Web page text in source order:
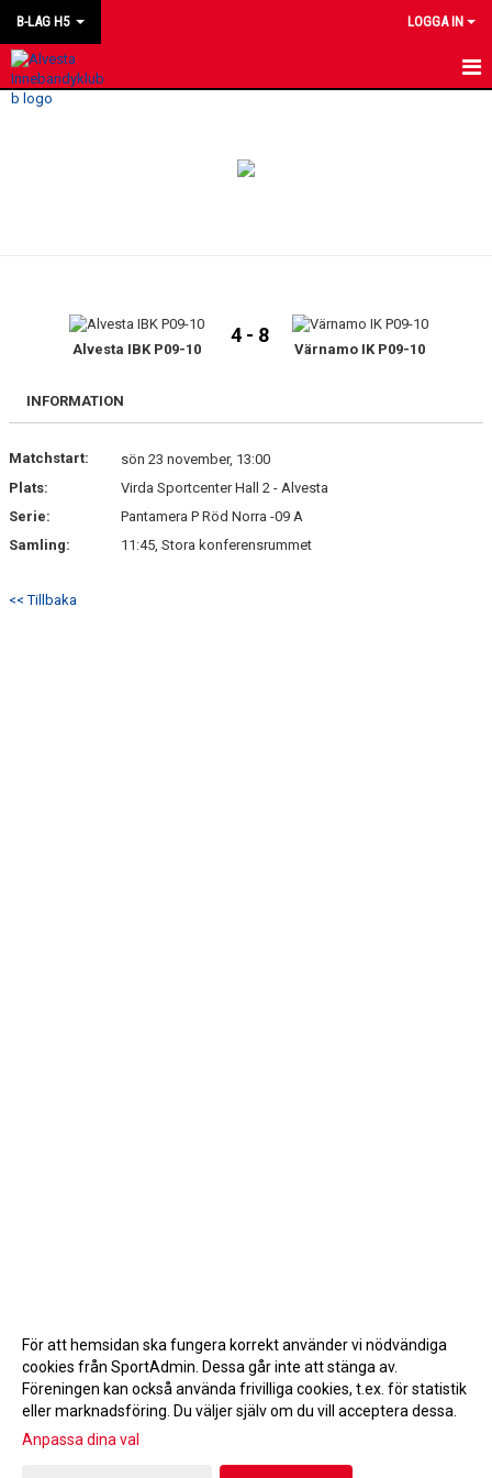
B-LAG H5 LOGGA IN
HEM
BILDGALLERI
KONTAKT
Alvesta IBK P09-10
4 - 8
Värnamo IK P09-10
INFORMATION
Matchstart:
sön 23 november, 13:00
Plats:
Virda Sportcenter Hall 2 - Alvesta
Serie:
Pantamera P Röd Norra -09 A
Samling:
11:45, Stora konferensrummet
<< Tillbaka
Gå till Webbversion
För att hemsidan ska fungera korrekt använder vi nödvändiga
cookies från SportAdmin. Dessa går inte att stänga av.
Föreningen kan också använda frivilliga cookies, t.ex. för statistik
eller marknadsföring. Du väljer själv om du vill acceptera dessa.
Anpassa dina val